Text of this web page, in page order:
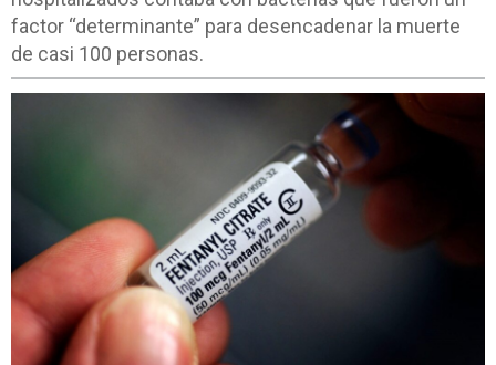
factor “determinante” para desencadenar la muerte
de casi 100 personas.